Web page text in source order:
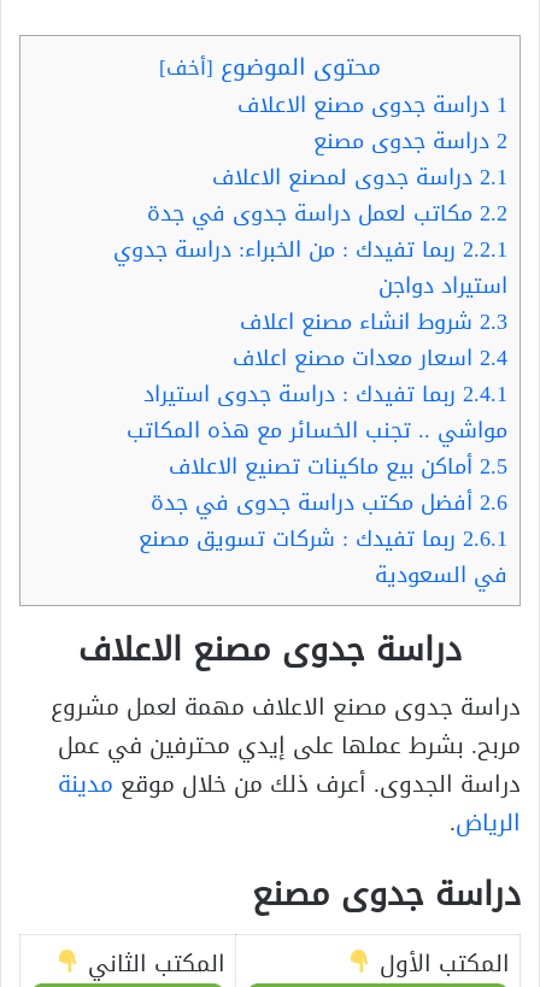
محتوى الموضوع [أخف]
1 دراسة جدوى مصنع الاعلاف
2دراسة جدوى مصنع
2.1دراسة جدوى لمصنع الاعلاف
2.2مكاتب لعمل دراسة جدوى في جدة
2.2.1 ربما تفيدك : من الخبراء: دراسة جدوي
استيراد دواجن
2.3 شروط انشاء مصنع اعلاف
2.4 اسعار معدات مصنع اعلاف
2.4.1 ربما تفيدك : دراسة جدوى استيراد
مواشي .. تجنب الخسائر مع هذه المكاتب
2.5أماكن بيع ماكينات تصنيع الاعلاف
2.6أفضل مكتب دراسة جدوى في جدة
2.6.1 ربما تفيدك : شركات تسويق مصنع
في السعودية
دراسة جدوى مصنع الاعلاف
دراسة جدوى مصنع الاعلاف مهمة لعمل مشروع
مربح. بشرط عملها على إيدي محترفين في عمل
دراسة الجدوى. أعرف ذلك من خلال موقع مدينة
الرياض.
دراسة جدوى مصنع
المكتب الأول المكتب الثاني